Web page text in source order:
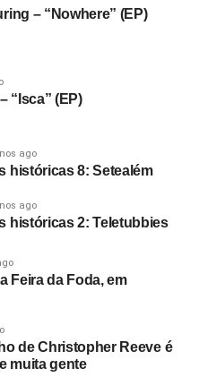
nova. É como se uma
sido aberta”, afirmou
do grupo.
apoio mantém o Pop
todo dia.
dá tempo:assine a
posts direto no e-
– “Nowhere” (EP)
“Isca” (EP)
ago
históricas 8: Setealém
ago
históricas 2: Teletubbies
Feira da Foda, em
de Christopher Reeve é
muita gente